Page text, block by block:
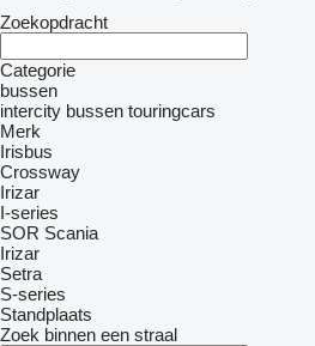
Zoekopdracht
Categorie
bussen
intercity bussen touringcars
Merk
Irisbus
Crossway
Irizar
I-series
SOR Scania
Irizar
Setra
S-series
Standplaats
Zoek binnen een straal